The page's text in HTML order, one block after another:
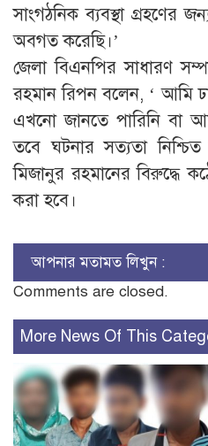
সাংগঠনিক ব্যবস্থা গ্রহণের
অবগত করেছি।’
জেলা বিএনপির সাধারণ
রহমান রিপন বলেন, ‘ আমি
এখনো জানতে পারিনি বা
তবে ঘটনার সত্যতা
মিজানুর রহমানের বিরুদ্ধে
করা হবে।
আপনার মতামত লিখুন :
Comments are closed.
More News Of This